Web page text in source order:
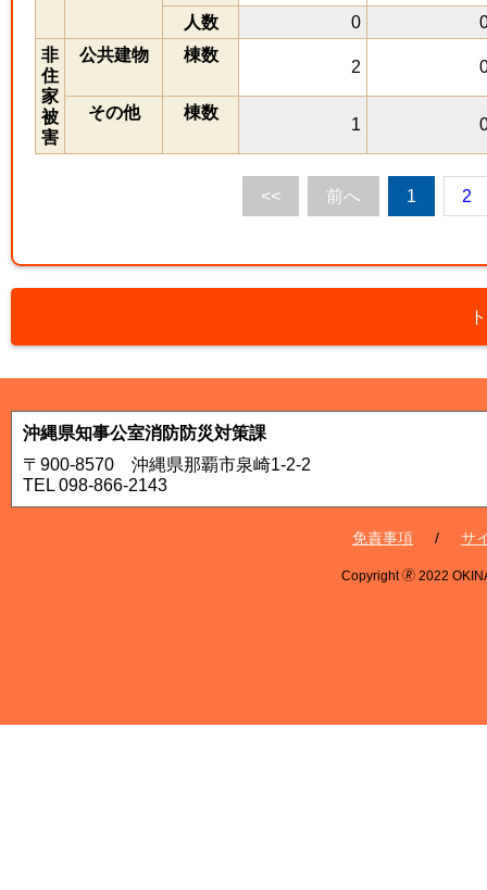
人数
0
非
住
家
被
害
公共建物 棟数
2
その他 棟数
1
<< 前へ 1 2
沖縄県知事公室消防防災対策課
〒900-8570 沖縄県那覇市泉崎1-2-2
TEL 098-866-2143
免責事項 サ
Copyright 🄬 2022